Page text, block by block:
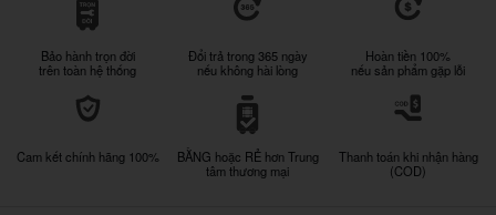
Bảo hành trọn đời
trên toàn hệ thống
Đổi trả trong 365 ngày
nếu không hài lòng
Hoàn tiền 100%
nếu sản phẩm gặp lỗi
Cam kết chính hãng 100%
BẰNG hoặc RẺ hơn Trung
tâm thương mại
Thanh toán khi nhận hàng
(COD)